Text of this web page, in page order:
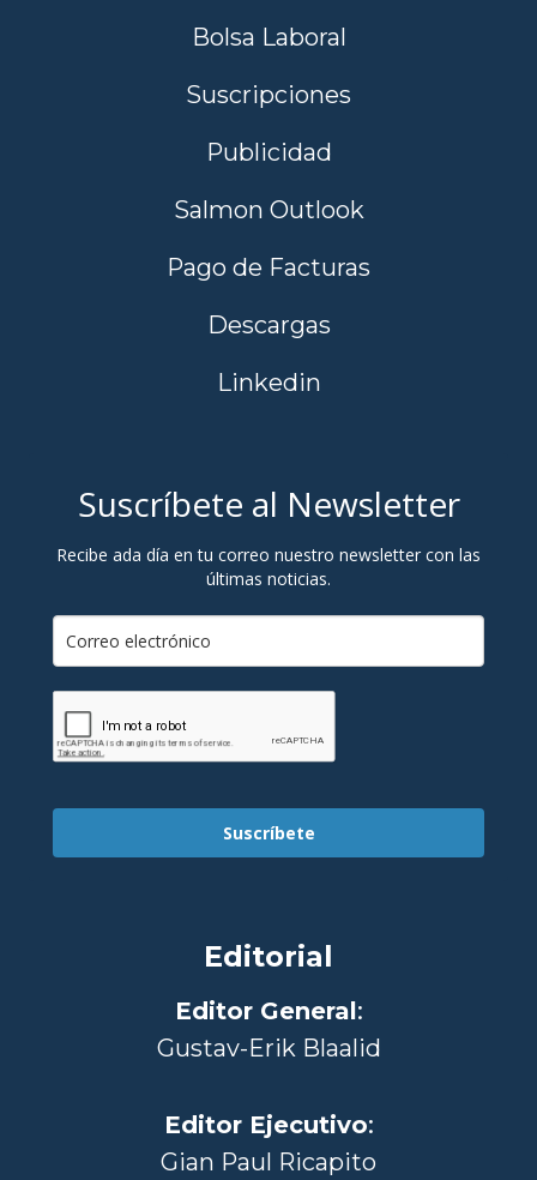
Bolsa Laboral
Suscripciones
Publicidad
Salmon Outlook
Pago de Facturas
Descargas
Linkedin
Suscríbete al Newsletter
Recibe ada día en tu correo nuestro newsletter con las
últimas noticias.
Suscríbete
Editorial
Editor General:
Gustav-Erik Blaalid
Editor Ejecutivo:
Gian Paul Ricapito